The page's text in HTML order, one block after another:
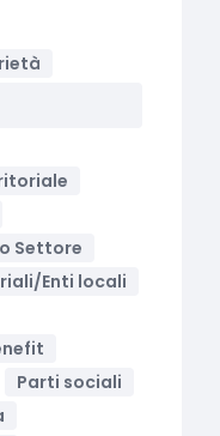
Settore
Enti locali
Parti sociali